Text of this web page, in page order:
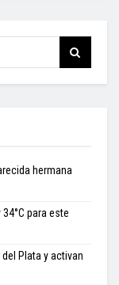
hermana
para este
Plata y activan